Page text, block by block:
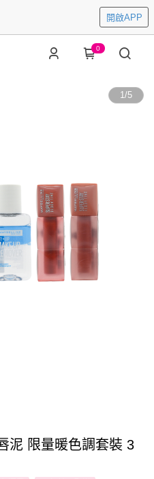
開啟APP
0
1/5
泥 限量暖色調套裝 3